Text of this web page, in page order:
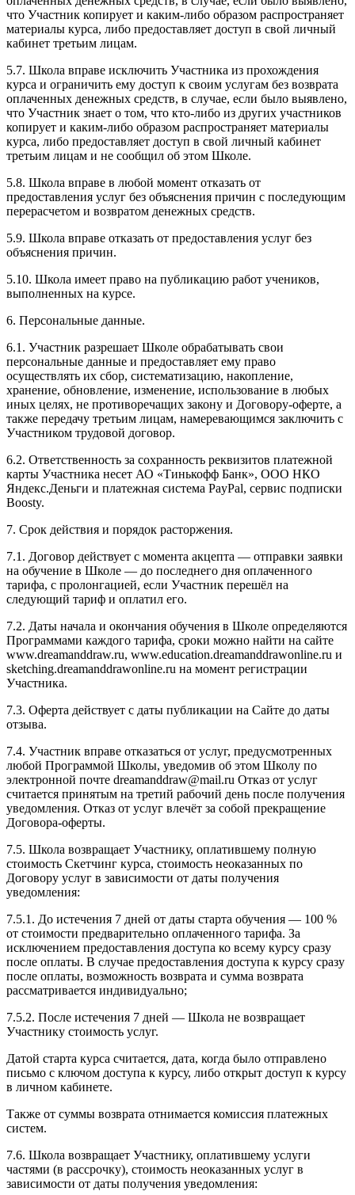
что Участник копирует и каким-либо образом распространяет
материалы курса, либо предоставляет доступ в свой личный
кабинет третьим лицам.
5.7. Школа вправе исключить Участника из прохождения
курса и ограничить ему доступ к своим услугам без возврата
оплаченных денежных средств, в случае, если было выявлено,
что Участник знает о том, что кто-либо из других участников
копирует и каким-либо образом распространяет материалы
курса, либо предоставляет доступ в свой личный кабинет
третьим лицам и не сообщил об этом Школе.
5.8. Школа вправе в любой момент отказать от
предоставления услуг без объяснения причин с последующим
перерасчетом и возвратом денежных средств.
5.9. Школа вправе отказать от предоставления услуг без
объяснения причин.
5.10. Школа имеет право на публикацию работ учеников,
выполненных на курсе.
6. Персональные данные.
6.1. Участник разрешает Школе обрабатывать свои
персональные данные и предоставляет ему право
осуществлять их сбор, систематизацию, накопление,
хранение, обновление, изменение, использование в любых
иных целях, не противоречащих закону и Договору-оферте, а
также передачу третьим лицам, намеревающимся заключить с
Участником трудовой договор.
6.2. Ответственность за сохранность реквизитов платежной
карты Участника несет АО «Тинькофф Банк», ООО НКО
Яндекс.Деньги и платежная система PayPal, сервис подписки
Boosty.
7. Срок действия и порядок расторжения.
7.1. Договор действует с момента акцепта — отправки заявки
на обучение в Школе — до последнего дня оплаченного
тарифа, с пролонгацией, если Участник перешёл на
следующий тариф и оплатил его.
7.2. Даты начала и окончания обучения в Школе определяются
Программами каждого тарифа, сроки можно найти на сайте
www.dreamanddraw.ru, www.education.dreamanddrawonline.ru и
sketching.dreamanddrawonline.ru на момент регистрации
Участника.
7.3. Оферта действует с даты публикации на Сайте до даты
отзыва.
7.4. Участник вправе отказаться от услуг, предусмотренных
любой Программой Школы, уведомив об этом Школу по
электронной почте dreamanddraw@mail.ru Отказ от услуг
считается принятым на третий рабочий день после получения
уведомления. Отказ от услуг влечёт за собой прекращение
Договора-оферты.
7.5. Школа возвращает Участнику, оплатившему полную
стоимость Скетчинг курса, стоимость неоказанных по
Договору услуг в зависимости от даты получения
уведомления:
7.5.1. До истечения 7 дней от даты старта обучения — 100 %
от стоимости предварительно оплаченного тарифа. За
исключением предоставления доступа ко всему курсу сразу
после оплаты. В случае предоставления доступа к курсу сразу
после оплаты, возможность возврата и сумма возврата
рассматривается индивидуально;
7.5.2. После истечения 7 дней — Школа не возвращает
Участнику стоимость услуг.
Датой старта курса считается, дата, когда было отправлено
письмо с ключом доступа к курсу, либо открыт доступ к курсу
в личном кабинете.
Также от суммы возврата отнимается комиссия платежных
систем.
7.6. Школа возвращает Участнику, оплатившему услуги
частями (в рассрочку), стоимость неоказанных услуг в
зависимости от даты получения уведомления: